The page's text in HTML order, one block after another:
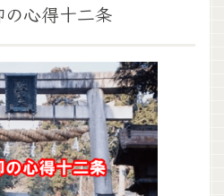
の心得十二条